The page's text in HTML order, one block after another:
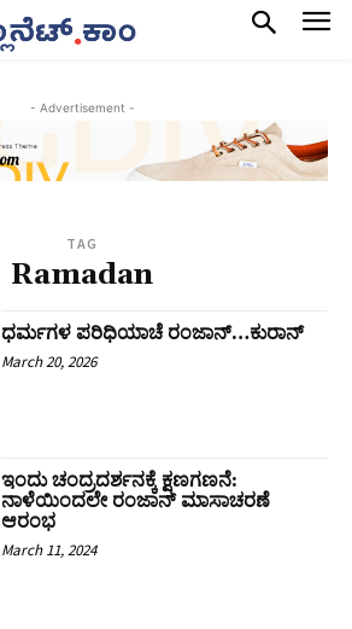
- Advertisement -
TAG
Ramadan
ಧರ್ಮಗಳ ಪರಿಧಿಯಾಚೆ ರಂಜಾನ್…ಕುರಾನ್
March 20, 2026
ಇಂದು ಚಂದ್ರದರ್ಶನಕ್ಕೆ ಕ್ಷಣಗಣನೆ:
ನಾಳೆಯಿಂದಲೇ ರಂಜಾನ್‌ ಮಾಸಾಚರಣೆ
ಆರಂಭ
March 11, 2024